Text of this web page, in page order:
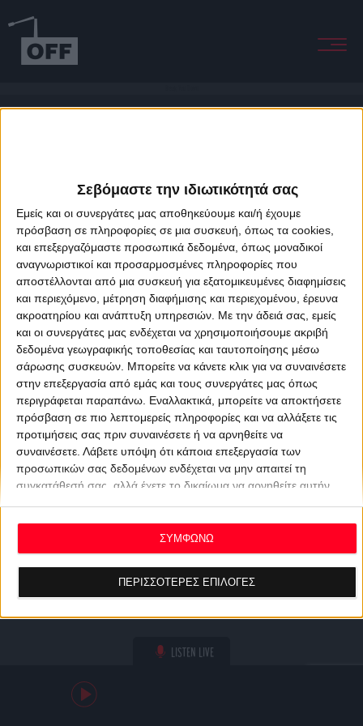
Σεβόμαστε την ιδιωτικότητά σας
Εμείς και οι συνεργάτες μας αποθηκεύουμε και/ή έχουμε
πρόσβαση σε πληροφορίες σε μια συσκευή, όπως τα cookies,
και επεξεργαζόμαστε προσωπικά δεδομένα, όπως μοναδικοί
αναγνωριστικοί και προσαρμοσμένες πληροφορίες που
αποστέλλονται από μια συσκευή για εξατομικευμένες διαφημίσεις
και περιεχόμενο, μέτρηση διαφήμισης και περιεχομένου, έρευνα
ακροατηρίου και ανάπτυξη υπηρεσιών. Με την άδειά σας, εμείς
και οι συνεργάτες μας ενδέχεται να χρησιμοποιήσουμε ακριβή
δεδομένα γεωγραφικής τοποθεσίας και ταυτοποίησης μέσω
σάρωσης συσκευών. Μπορείτε να κάνετε κλικ για να συναινέσετε
στην επεξεργασία από εμάς και τους συνεργάτες μας όπως
περιγράφεται παραπάνω. Εναλλακτικά, μπορείτε να αποκτήσετε
πρόσβαση σε πιο λεπτομερείς πληροφορίες και να αλλάξετε τις
προτιμήσεις σας πριν συναινέσετε ή να αρνηθείτε να
συναινέσετε. Λάβετε υπόψη ότι κάποια επεξεργασία των
προσωπικών σας δεδομένων ενδέχεται να μην απαιτεί τη
συγκατάθεσή σας, αλλά έχετε το δικαίωμα να αρνηθείτε αυτήν
ανακαλέσετε τη συγκατάθεσή σας ανά πάσα στιγμή
επιστρέφοντας σε αυτόν τον ιστότοπο και κάνοντας κλικ στο
κουμπί "Απορρήτου" στο κάτω μέρος της ιστοσελίδας.
ΠΕΡΙΣΣΟΤΕΡΕΣ ΕΠΙΛΟΓΕΣ
ΣΥΜΦΩΝΩ
LISTEN LIVE
About Offradio Business Class Terms & Conditions
Privacy Policy
Designed & developed byporcupine colors&Fotis Alexandrou